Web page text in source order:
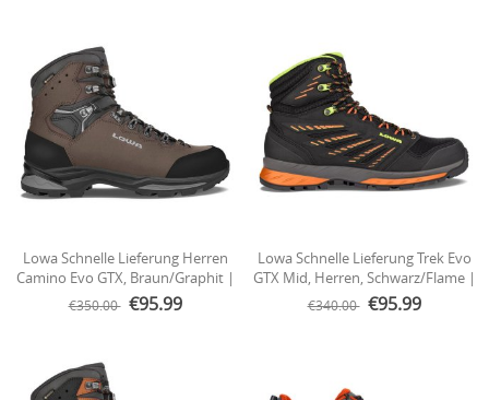
Lowa Schnelle Lieferung Herren
Camino Evo GTX, Braun/Graphit |
Schneller Versand
€350.00 €95.99
Lowa Schnelle Lieferung Trek Evo
GTX Mid, Herren, Schwarz/Flame |
Schneller Versand
€340.00 €95.99